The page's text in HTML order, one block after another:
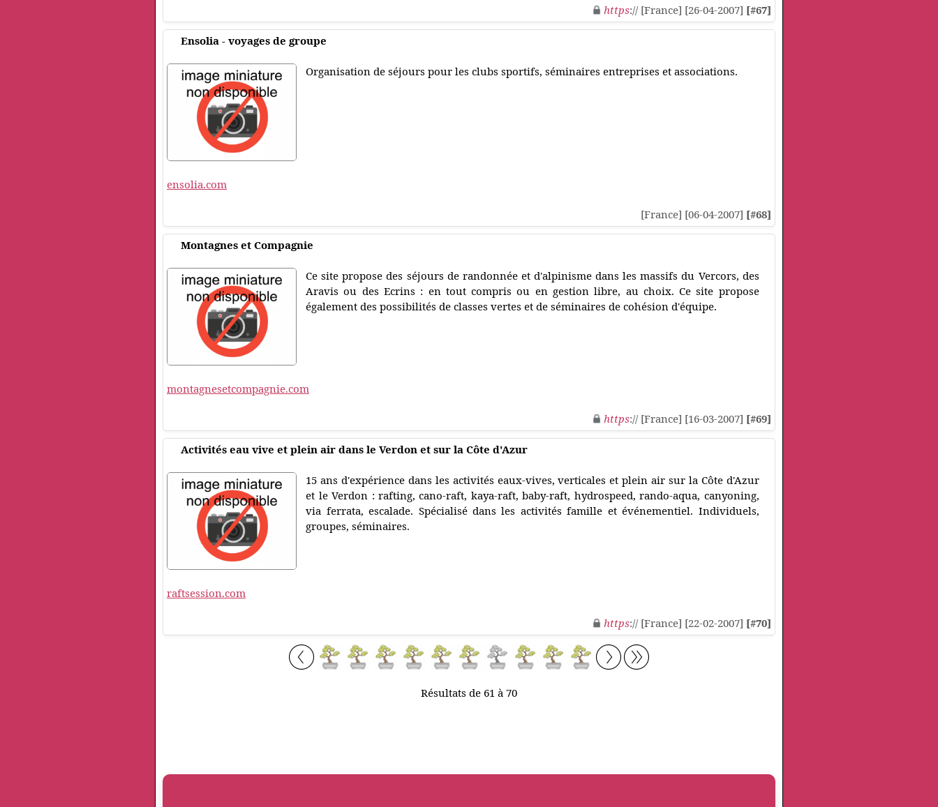
https:// [France] [26-04-2007] [#67]
Ensolia - voyages de groupe
Organisation de séjours pour les clubs sportifs, séminaires entreprises et associations.
ensolia.com
[France] [06-04-2007] [#68]
Montagnes et Compagnie
Ce site propose des séjours de randonnée et d'alpinisme dans les massifs du Vercors, des
Aravis ou des Ecrins : en tout compris ou en gestion libre, au choix. Ce site propose
également des possibilités de classes vertes et de séminaires de cohésion d'équipe.
montagnesetcompagnie.com
https:// [France] [16-03-2007] [#69]
Activités eau vive et plein air dans le Verdon et sur la Côte d'Azur
15 ans d'expérience dans les activités eaux-vives, verticales et plein air sur la Côte d'Azur
et le Verdon : rafting, cano-raft, kaya-raft, baby-raft, hydrospeed, rando-aqua, canyoning,
via ferrata, escalade. Spécialisé dans les activités famille et événementiel. Individuels,
groupes, séminaires.
raftsession.com
https:// [France] [22-02-2007] [#70]
Résultats de 61 à 70